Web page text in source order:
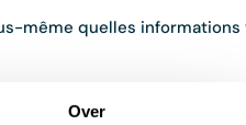
Over
même quelles
organisations affiliées et